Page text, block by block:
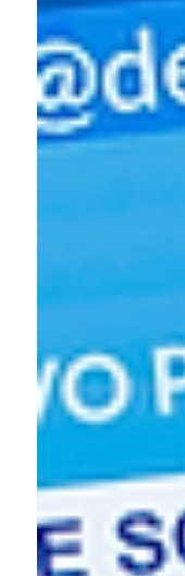
Zero e
As matérias da
inteira
assessorias de